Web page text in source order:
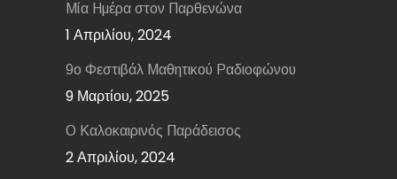
Μία Ημέρα στον Παρθενώνα
1 Απριλίου, 2024
9ο Φεστιβάλ Μαθητικού Ραδιοφώνου
9 Μαρτίου, 2025
Ο Καλοκαιρινός Παράδεισος
2 Απριλίου, 2024